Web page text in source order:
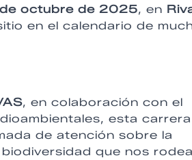
octubre de 2025, en
en el calendario de
, en colaboración con el
esta carrera
de atención sobre la
que nos